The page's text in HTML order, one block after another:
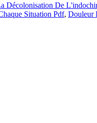
Décolonisation De
Situation Pdf, Douleur